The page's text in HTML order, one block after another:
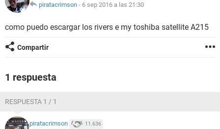
piratacrimson - 6 sep 2016 a las 21:30
como puedo escargar los rivers e my toshiba satellite A215
Compartir
1 respuesta
RESPUESTA 1 / 1
piratacrimson 11.636